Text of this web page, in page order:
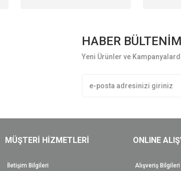
HABER
Yeni Ürünler ve
MÜŞTERİ HİZMETLERİ
İletişim Bilgileri
ONLINE
Alışveriş Bilgileri